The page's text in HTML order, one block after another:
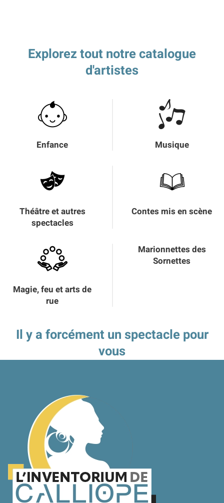
Explorez tout notre catalogue
d'artistes
Enfance Musique
Théâtre et autres
spectacles
Contes mis en scène
Magie, feu et arts de
rue
Marionnettes des
Sornettes
Il y a forcément un spectacle pour
vous